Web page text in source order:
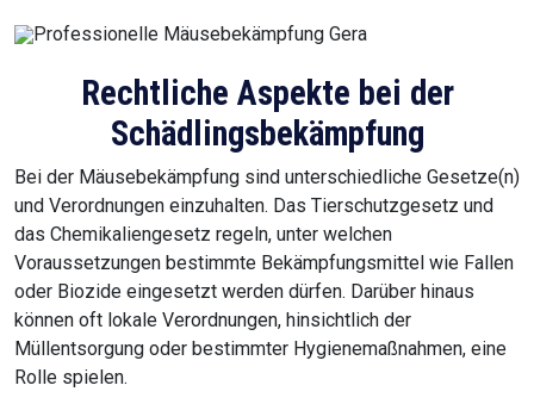
Rechtliche Aspekte bei der
Schädlingsbekämpfung
Bei der Mäusebekämpfung sind unterschiedliche Gesetze(n)
und Verordnungen einzuhalten. Das Tierschutzgesetz und
das Chemikaliengesetz regeln, unter welchen
Voraussetzungen bestimmte Bekämpfungsmittel wie Fallen
oder Biozide eingesetzt werden dürfen. Darüber hinaus
können oft lokale Verordnungen, hinsichtlich der
Müllentsorgung oder bestimmter Hygienemaßnahmen, eine
Rolle spielen.